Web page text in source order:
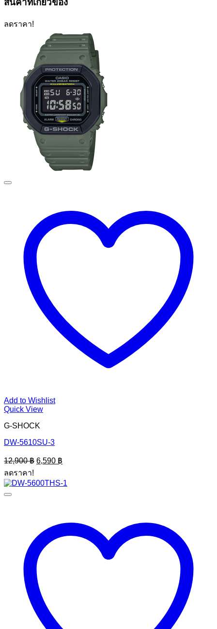
ลดราคา!
Add to Wishlist
Quick View
G-SHOCK
DW-5610SU-3
12,900฿ Original
price
12,900 ฿.
6,590 ฿
price
6,590 ฿.
ลดราคา!